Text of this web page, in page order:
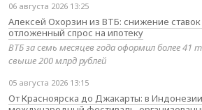
06 августа 2026 13:25
Алексей Охорзин из ВТБ: снижение
отложенный спрос на ипотеку
ВТБ за семь месяцев года оформил более 41
свыше 200 млрд рублей
05 августа 2026 13:15
От Красноярска до Джакарты: в